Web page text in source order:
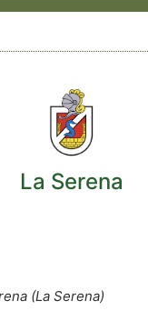
La Serena
(La Serena)